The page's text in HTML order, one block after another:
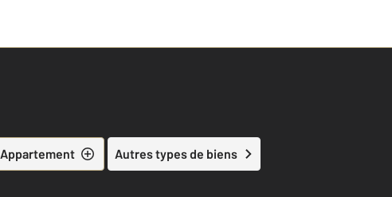
Appartement Autres types de biens